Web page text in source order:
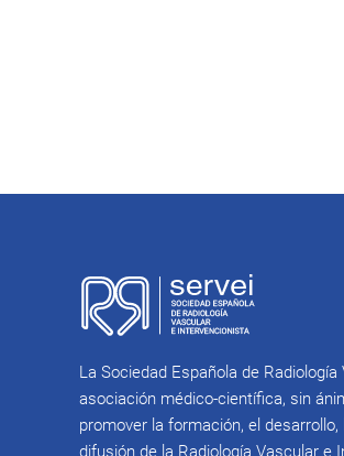
La Sociedad Española de
asociación médico-científica, sin
promover la formación, el
difusión de la Radiología Vascular e